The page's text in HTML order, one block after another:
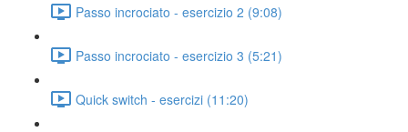
Passo incrociato - esercizio 2 (9:08)
Passo incrociato - esercizio 3 (5:21)
Quick switch - esercizi (11:20)